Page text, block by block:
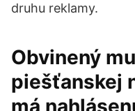
druhu reklamy.
Obvinený
piešťanskej
má